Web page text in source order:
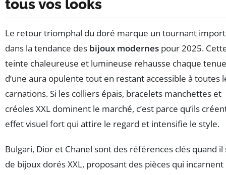
tous vos looks
Le retour triomphal du doré marque un tournant
dans la tendance des bijoux modernes pour 2025.
teinte chaleureuse et lumineuse rehausse chaque tenue
d’une aura opulente tout en restant accessible à toutes
carnations. Si les colliers épais, bracelets manchettes et
créoles XXL dominent le marché, c’est parce qu’ils
effet visuel fort qui attire le regard et intensifie le style.
Bulgari, Dior et Chanel sont des références clés quand il
de bijoux dorés XXL, proposant des pièces qui incarnent